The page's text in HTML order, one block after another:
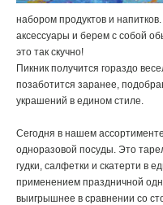
набором продуктов и
аксессуары и берем с собой
это так скучно!
Пикник получится гораздо
позаботится заранее,
украшений в едином стиле.
Сегодня в нашем
одноразовой посуды. Это
гудки, салфетки и скатерти в
применением праздничной
выигрышнее в сравнении со